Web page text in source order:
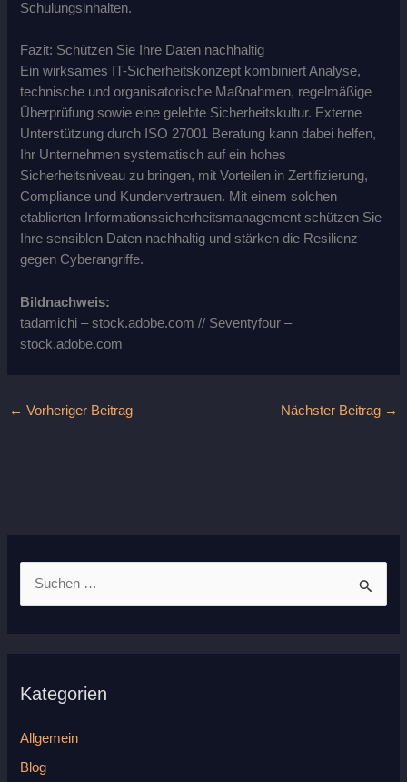
Schulungsinhalten.
Fazit: Schützen Sie Ihre Daten nachhaltig
Ein wirksames IT-Sicherheitskonzept kombiniert Analyse,
technische und organisatorische Maßnahmen, regelmäßige
Überprüfung sowie eine gelebte Sicherheitskultur. Externe
Unterstützung durch ISO 27001 Beratung kann dabei helfen,
Ihr Unternehmen systematisch auf ein hohes
Sicherheitsniveau zu bringen, mit Vorteilen in Zertifizierung,
Compliance und Kundenvertrauen. Mit einem solchen
etablierten Informationssicherheitsmanagement schützen Sie
Ihre sensiblen Daten nachhaltig und stärken die Resilienz
gegen Cyberangriffe.
Bildnachweis:
tadamichi – stock.adobe.com // Seventyfour –
stock.adobe.com
← Vorheriger Beitrag Nächster Beitrag →
e
n
a
Kategorien
Allgemein
Blog